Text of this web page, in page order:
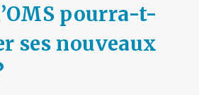
pourra-t-
ses nouveaux